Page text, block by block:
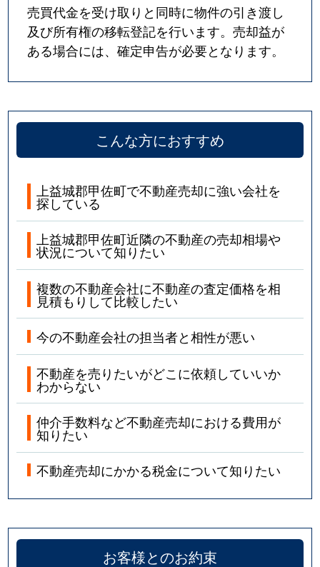
売買代金を受け取りと同時に物件の引き渡し
及び所有権の移転登記を行います。売却益が
ある場合には、確定申告が必要となります。
こんな方におすすめ
上益城郡甲佐町で不動産売却に強い会社を
探している
上益城郡甲佐町近隣の不動産の売却相場や
状況について知りたい
複数の不動産会社に不動産の査定価格を相
見積もりして比較したい
今の不動産会社の担当者と相性が悪い
不動産を売りたいがどこに依頼していいか
わからない
仲介手数料など不動産売却における費用が
知りたい
不動産売却にかかる税金について知りたい
お客様とのお約束